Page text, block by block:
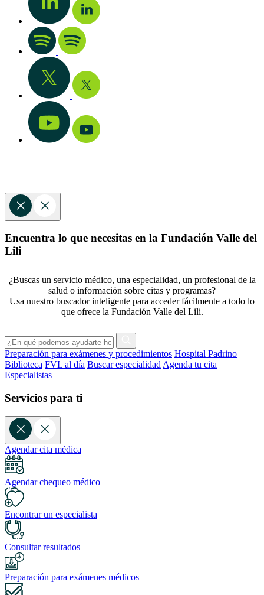
Encuentra lo que necesitas en la Fundación Valle del
Lili
¿Buscas un servicio médico, una especialidad, un profesional de la
salud o información sobre citas y programas?
Usa nuestro buscador inteligente para acceder fácilmente a todo lo
que ofrece la Fundación Valle del Lili.
Preparación para exámenes y procedimientos Hospital Padrino
Biblioteca FVL al día Buscar especialidad Agenda tu cita
Especialistas
Servicios para ti
Agendar cita médica
Agendar chequeo médico
Encontrar un especialista
Consultar resultados
Preparación para exámenes médicos